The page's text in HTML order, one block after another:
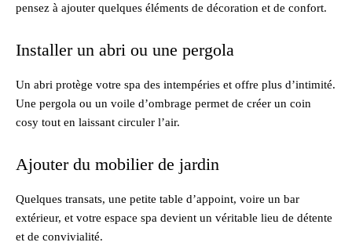
pensez à ajouter quelques éléments de décoration et de confort.
Installer un abri ou une pergola
Un abri protège votre spa des intempéries et offre plus d’intimité.
Une pergola ou un voile d’ombrage permet de créer un coin
cosy tout en laissant circuler l’air.
Ajouter du mobilier de jardin
Quelques transats, une petite table d’appoint, voire un bar
extérieur, et votre espace spa devient un véritable lieu de détente
et de convivialité.